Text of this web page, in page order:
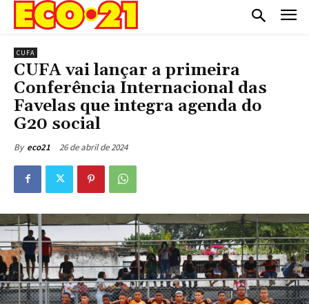
CUFA
CUFA vai lançar a primeira
Conferência Internacional das
Favelas que integra agenda do
G20 social
By eco21 26 de abril de 2024